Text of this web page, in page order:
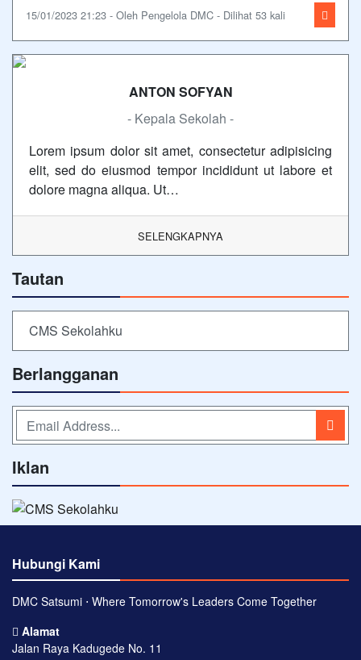
15/01/2023 21:23 - Oleh Pengelola DMC - Dilihat 53 kali
ANTON SOFYAN
- Kepala Sekolah -
Lorem ipsum dolor sit amet, consectetur adipisicing
elit, sed do eiusmod tempor incididunt ut labore et
dolore magna aliqua. Ut…
SELENGKAPNYA
Tautan
CMS Sekolahku
Berlangganan
Iklan
Hubungi Kami
DMC Satsumi ⋅ Where Tomorrow's Leaders Come Together
Alamat
Jalan Raya Kadugede No. 11